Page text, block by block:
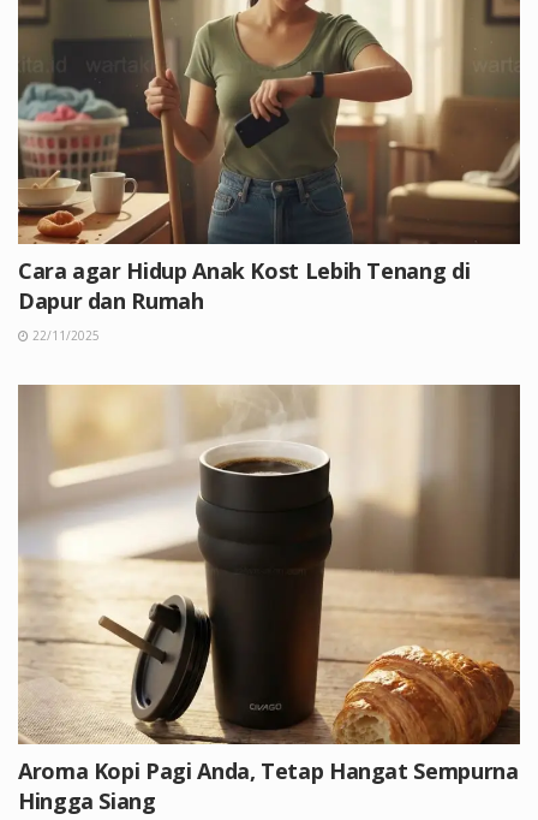
Cara agar Hidup Anak Kost Lebih Tenang di
Dapur dan Rumah
22/11/2025
Aroma Kopi Pagi Anda, Tetap Hangat Sempurna
Hingga Siang